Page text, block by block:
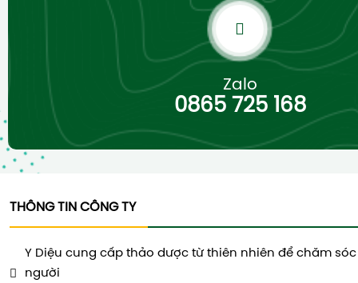
Zalo
0865 725 168
THÔNG TIN CÔNG TY
Y Diệu cung cấp thảo dược từ thiên nhiên để chăm
người